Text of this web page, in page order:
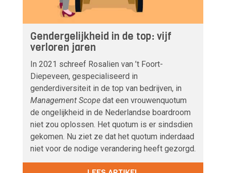
Gendergelijkheid in de top: vijf
verloren jaren
In 2021 schreef Rosalien van ’t Foort-
Diepeveen, gespecialiseerd in
genderdiversiteit in de top van bedrijven, in
Management Scope dat een vrouwenquotum
de ongelijkheid in de Nederlandse boardroom
niet zou oplossen. Het quotum is er sindsdien
gekomen. Nu ziet ze dat het quotum inderdaad
niet voor de nodige verandering heeft gezorgd.